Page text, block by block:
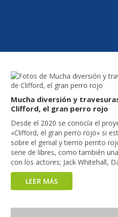
Mucha diversión y
Clifford, el gran perro rojo
Desde el 2020 se conocía el
«Clifford, el gran perro rojo» si
sobre el genial y tierno perrito
serie de libres, como también
con los actores; Jack Whitehall,
LEER MÁS